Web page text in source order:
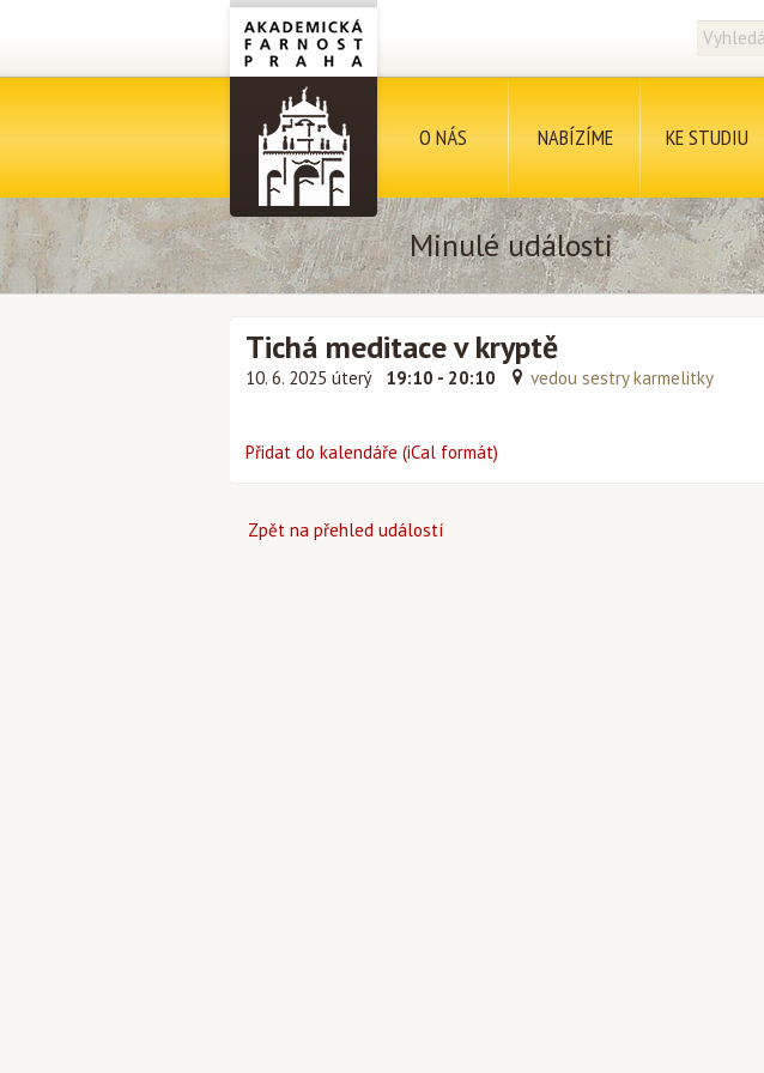
O NÁS NABÍZÍME KE STUDIU
Minulé události
Tichá meditace v kryptě
10. 6. 2025 úterý 19:10 - 20:10 vedou sestry karmelitky
Přidat do kalendáře (iCal formát)
Zpět na přehled událostí